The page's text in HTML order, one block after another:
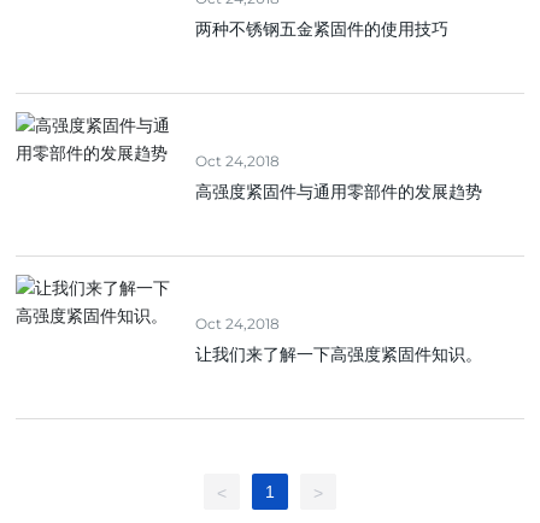
两种不锈钢五金紧固件的使用技巧
Oct 24,2018
高强度紧固件与通用零部件的发展趋势
Oct 24,2018
让我们来了解一下高强度紧固件知识。
< 1 >